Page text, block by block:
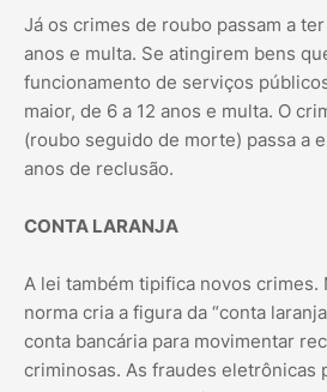
Já os crimes de roubo passam a
anos e multa. Se atingirem bens
funcionamento de serviços
maior, de 6 a 12 anos e multa. O
(roubo seguido de morte) passa a
anos de reclusão.
CONTA LARANJA
A lei também tipifica novos crimes.
norma cria a figura da “conta
conta bancária para movimentar
criminosas. As fraudes eletrônicas